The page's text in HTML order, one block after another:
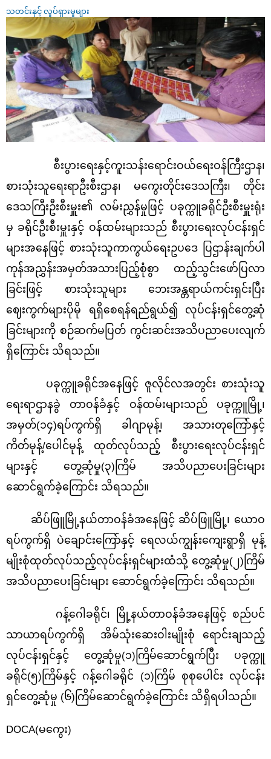
သတင်းနှင့် လှုပ်ရှားမှုများ
စီးပွားရေးနှင့်ကူးသန်းရောင်းဝယ်ရေးဝန်ကြီးဌာန၊
စားသုံးသူရေးရာဦးစီးဌာန၊ မကွေးတိုင်းဒေသကြီး၊ တိုင်း
ဒေသကြီးဦးစီးမှူး၏ လမ်းညွှန်မှုဖြင့် ပခုက္ကူခရိုင်ဦးစီးမှူးရုံး
မှ ခရိုင်ဦးစီးမှူးနှင့် ဝန်ထမ်းများသည် စီးပွားရေးလုပ်ငန်းရှင်
များအနေဖြင့် စားသုံးသူကာကွယ်ရေးဥပဒေ ပြဌာန်းချက်ပါ
ကုန်အညွှန်းအမှတ်အသားပြည့်စုံစွာ ထည့်သွင်းဖော်ပြလာ
ခြင်းဖြင့် စားသုံးသူများ ဘေးအန္တရာယ်ကင်းရှင်းပြီး
ဈေးကွက်များပိုမို ရရှိစေရန်ရည်ရွယ်၍ လုပ်ငန်းရှင်တွေ့ဆုံ
ခြင်းများကို စဉ်ဆက်မပြတ် ကွင်းဆင်းအသိပညာပေးလျက်
ရှိကြောင်း သိရသည်။
ပခုက္ကူခရိုင်အနေဖြင့် ဇူလိုင်လအတွင်း စားသုံးသူ
ရေးရာဌာနခွဲ တာဝန်ခံနှင့် ဝန်ထမ်းများသည် ပခုက္ကူမြို့၊
အမှတ်(၁၄)ရပ်ကွက်ရှိ ခါဂျာမုန့်၊ အသားတုကြော်နှင့်
ကိတ်မုန့်/ပေါင်မုန့် ထုတ်လုပ်သည့် စီးပွားရေးလုပ်ငန်းရှင်
များနှင့် တွေ့ဆုံမှု(၃)ကြိမ် အသိပညာပေးခြင်းများ
ဆောင်ရွက်ခဲ့ကြောင်း သိရသည်။
ဆိပ်ဖြူမြို့နယ်တာဝန်ခံအနေဖြင့် ဆိပ်ဖြူမြို့၊ ယောဝ
ရပ်ကွက်ရှိ ပဲချောင်းကြော်နှင့် ရေလယ်ကျွန်းကျေးရွာရှိ မုန့်
မျိုးစုံထုတ်လုပ်သည့်လုပ်ငန်းရှင်များထံသို့ တွေ့ဆုံမှု(၂)ကြိမ်
အသိပညာပေးခြင်းများ ဆောင်ရွက်ခဲ့ကြောင်း သိရသည်။
ဂန့်ဂေါခရိုင်၊ မြို့နယ်တာဝန်ခံအနေဖြင့် စည်ပင်
သာယာရပ်ကွက်ရှိ အိမ်သုံးဆေးဝါးမျိုးစုံ ရောင်းချသည့်
လုပ်ငန်းရှင်နှင့် တွေ့ဆုံမှု(၁)ကြိမ်ဆောင်ရွက်ပြီး ပခုက္ကူ
ခရိုင်(၅)ကြိမ်နှင့် ဂန့်ဂေါခရိုင် (၁)ကြိမ် စုစုပေါင်း လုပ်ငန်း
ရှင်တွေ့ဆုံမှု (၆)ကြိမ်ဆောင်ရွက်ခဲ့ကြောင်း သိရှိရပါသည်။
DOCA(မကွေး)